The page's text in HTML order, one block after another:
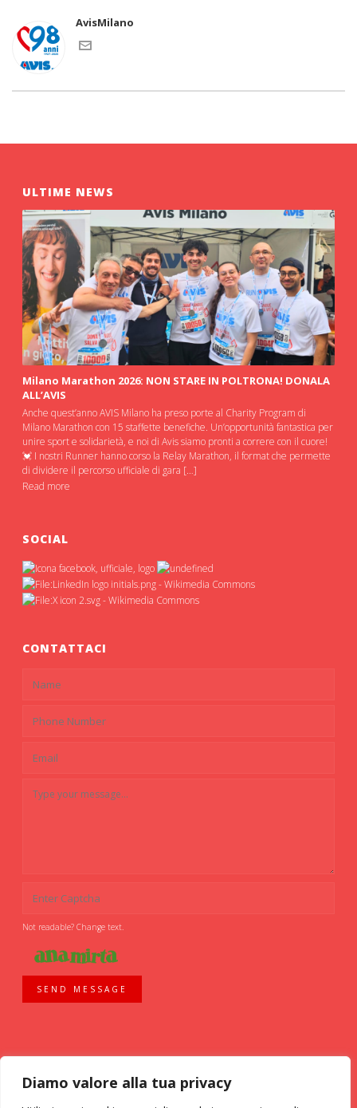
Diamo valore alla tua privacy
AvisMilano
ULTIME NEWS
Milano Marathon 2026: NON STARE IN POLTRONA! DONALA
ALL’AVIS
Anche quest’anno AVIS Milano ha preso porte al Charity Program di
Milano Marathon con 15 staffette benefiche. Un’opportunità fantastica per
unire sport e solidarietà, e noi di Avis siamo pronti a correre con il cuore!
💓 I nostri Runner hanno corso la Relay Marathon, il format che permette
di dividere il percorso ufficiale di gara […]
Read more
SOCIAL
CONTATTACI
Not readable? Change text.
SEND MESSAGE